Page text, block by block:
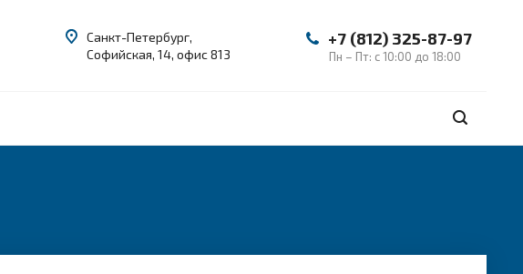
+7 (812) 325-87-97
Пн – Пт: с 10:00 до 18:00
Санкт-Петербург,
Софийская, 14, офис 813